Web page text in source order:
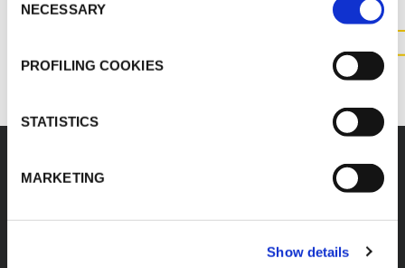
Selection
NECESSARY
PROFILING COOKIES
STATISTICS
MARKETING
Show details